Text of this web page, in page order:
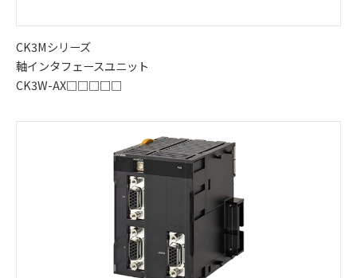
CK3Mシリーズ
軸インタフェースユニット
CK3W-AX□□□□□